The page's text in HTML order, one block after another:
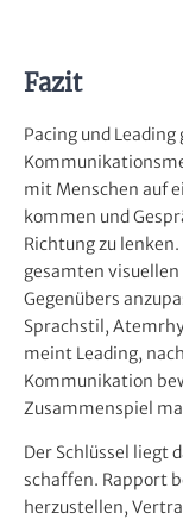
Fazit
Pacing und
mit Menschen auf
kommen und
Richtung zu
gesamten
Gegenübers
Sprachstil,
meint Leading,
Kommunikation
Zusammenspiel
Der Schlüssel liegt
schaffen. Rapport
herzustellen,